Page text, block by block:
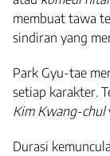
membuat tawa
sindiran yang
Park Gyu-tae
setiap karakter.
Kim Kwang-chul
Durasi